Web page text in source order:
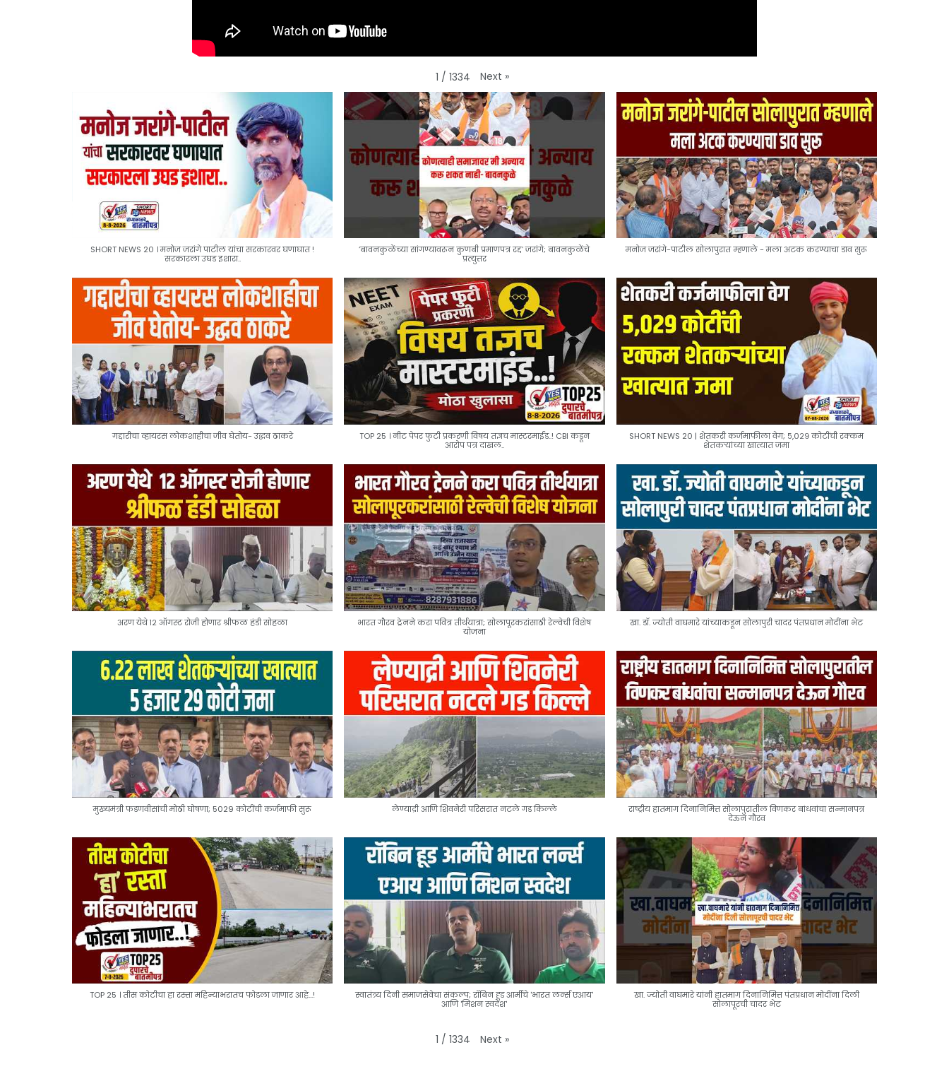
1 / 1334 Next »
SHORT NEWS 20 । मनोज जरांगे पाटील यांचा सरकारवर घणाघात !
सरकारला उघड इशारा..
‘बावनकुळेंच्या सांगण्यावरून कुणबी प्रमाणपत्र रद्द’ जरांगे; बावनकुळेंचे
प्रत्युत्तर
मनोज जरांगे-पाटील सोलापुरात म्हणाले - मला अटक करण्याचा डाव सुरू
गद्दारीचा व्हायरस लोकशाहीचा जीव घेतोय- उद्धव ठाकरे
TOP 25 । नीट पेपर फुटी प्रकरणी विषय तज्ञच मास्टरमाईंड..! CBI कडून
आरोप पत्र दाखल..
SHORT NEWS 20 | शेतकरी कर्जमाफीला वेग; ५,०२९ कोटींची रक्कम
शेतकऱ्यांच्या खात्यात जमा
अरण येथे १२ ऑगस्ट रोजी होणार श्रीफळ हंडी सोहळा
भारत गौरव ट्रेनने करा पवित्र तीर्थयात्रा; सोलापूरकरांसाठी रेल्वेची विशेष
योजना
खा. डॉ. ज्योती वाघमारे यांच्याकडून सोलापुरी चादर पंतप्रधान मोदींना भेट
मुख्यमंत्री फडणवीसांची मोठी घोषणा; 5029 कोटींची कर्जमाफी सुरू लेण्याद्री आणि शिवनेरी परिसरात नटले गड किल्ले
राष्ट्रीय हातमाग दिनानिमित्त सोलापुरातील विणकर बांधवांचा सन्मानपत्र
देऊन गौरव
TOP 25 । तीस कोटीचा हा रस्ता महिन्याभरातच फोडला जाणार आहे...!
स्वातंत्र्य दिनी समाजसेवेचा संकल्प; रॉबिन हूड आर्मीचे 'भारत लर्न्स एआय'
आणि 'मिशन स्वदेश'
खा. ज्योती वाघमारे यांनी हातमाग दिनानिमित्त पंतप्रधान मोदींना दिली
सोलापूरची चादर भेट
1 / 1334 Next »